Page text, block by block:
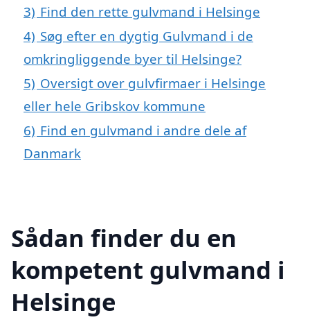
3) Find den rette gulvmand i Helsinge
4) Søg efter en dygtig Gulvmand i de
omkringliggende byer til Helsinge?
5) Oversigt over gulvfirmaer i Helsinge
eller hele Gribskov kommune
6) Find en gulvmand i andre dele af
Danmark
Sådan finder du en
kompetent gulvmand i
Helsinge